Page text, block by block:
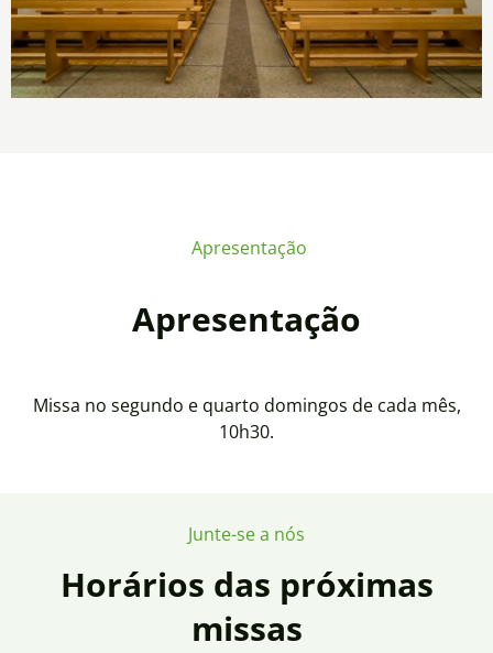
Apresentação
Apresentação
Missa no segundo e quarto domingos de cada mês,
10h30.
Junte-se a nós
Horários das próximas
missas